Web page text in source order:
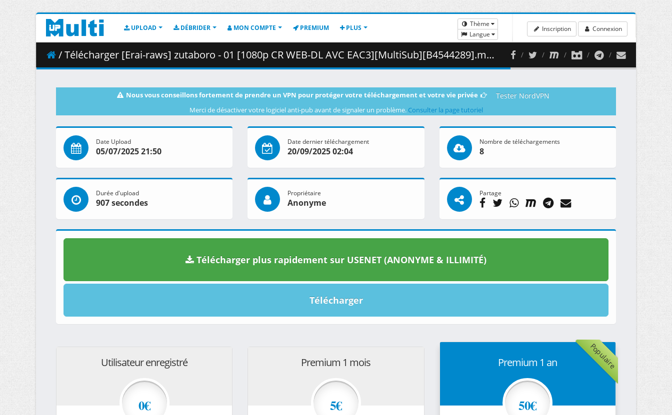
UPLOAD DÉBRIDER MON COMPTE PREMIUM PLUS
Thème
Langue
Inscription Connexion
/ Télécharger [Erai-raws] zutaboro - 01 [1080p CR WEB-DL AVC EAC3][MultiSub][B4544289].mkv.002 ( 480.35 MB )
Nous vous conseillons fortement de prendre un VPN pour protéger votre téléchargement et votre vie privée Tester NordVPN
Merci de désactiver votre logiciel anti-pub avant de signaler un problème. Consulter la page tutoriel
Date Upload
05/07/2025 21:50
Date dernier téléchargement
20/09/2025 02:04
Nombre de téléchargements
8
Durée d'upload
907 secondes
Propriétaire
Anonyme
Partage
Télécharger plus rapidement sur USENET (ANONYME & ILLIMITÉ)
Télécharger
Utilisateur enregistré
0€
Premium 1 mois
5€
Populaire
Premium 1 an
50€